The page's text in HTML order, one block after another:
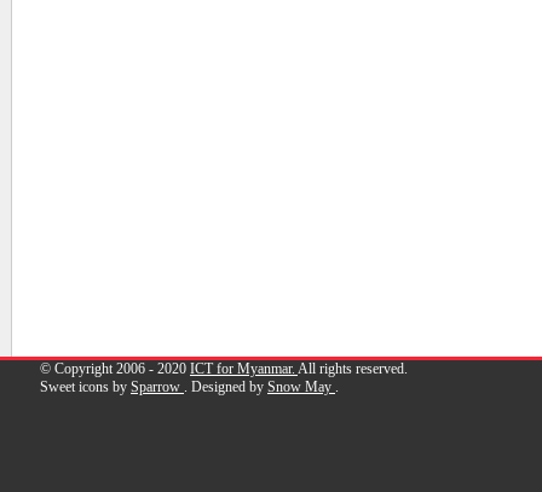
© Copyright 2006 - 2020 ICT for Myanmar. All rights reserved.
Sweet icons by Sparrow . Designed by Snow May .